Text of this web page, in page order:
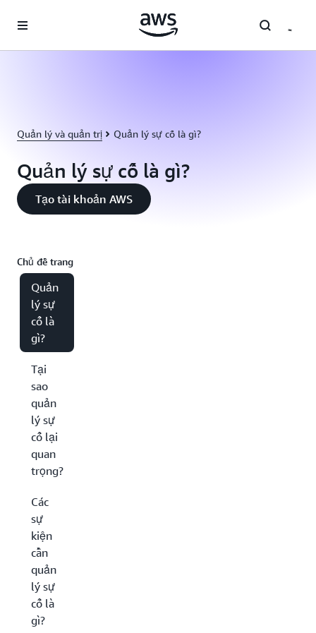
Quản lý và quản trị Quản lý sự cố là gì?
Quản lý sự cố là gì?
Tạo tài khoản AWS
Chủ đề trang
Quản
lý sự
cố là
gì?
Tại
sao
quản
lý sự
cố lại
quan
trọng?
Các
sự
kiện
cần
quản
lý sự
cố là
gì?